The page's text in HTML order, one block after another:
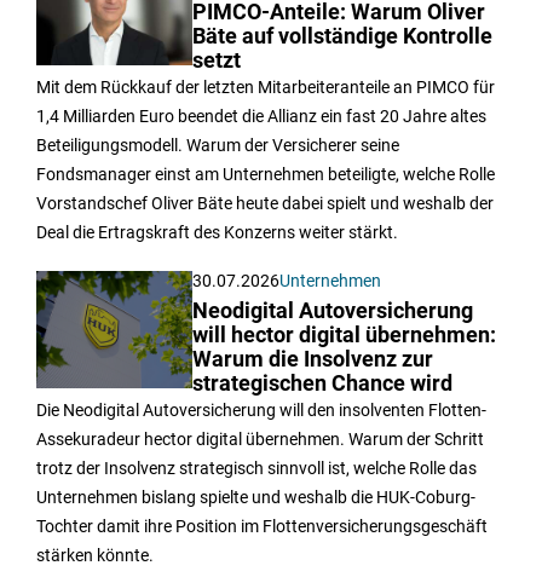
PIMCO-Anteile: Warum Oliver
Bäte auf vollständige Kontrolle
setzt
Mit dem Rückkauf der letzten Mitarbeiteranteile an PIMCO für
1,4 Milliarden Euro beendet die Allianz ein fast 20 Jahre altes
Beteiligungsmodell. Warum der Versicherer seine
Fondsmanager einst am Unternehmen beteiligte, welche Rolle
Vorstandschef Oliver Bäte heute dabei spielt und weshalb der
Deal die Ertragskraft des Konzerns weiter stärkt.
30.07.2026Unternehmen
Neodigital Autoversicherung
will hector digital übernehmen:
Warum die Insolvenz zur
strategischen Chance wird
Die Neodigital Autoversicherung will den insolventen Flotten-
Assekuradeur hector digital übernehmen. Warum der Schritt
trotz der Insolvenz strategisch sinnvoll ist, welche Rolle das
Unternehmen bislang spielte und weshalb die HUK-Coburg-
Tochter damit ihre Position im Flottenversicherungsgeschäft
stärken könnte.